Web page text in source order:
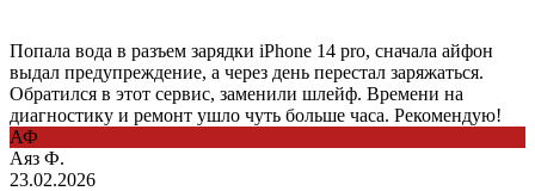
Попала вода в разъем зарядки iPhone 14 pro, сначала айфон
выдал предупреждение, а через день перестал заряжаться.
Обратился в этот сервис, заменили шлейф. Времени на
диагностику и ремонт ушло чуть больше часа. Рекомендую!
АФ
Аяз Ф.
23.02.2026